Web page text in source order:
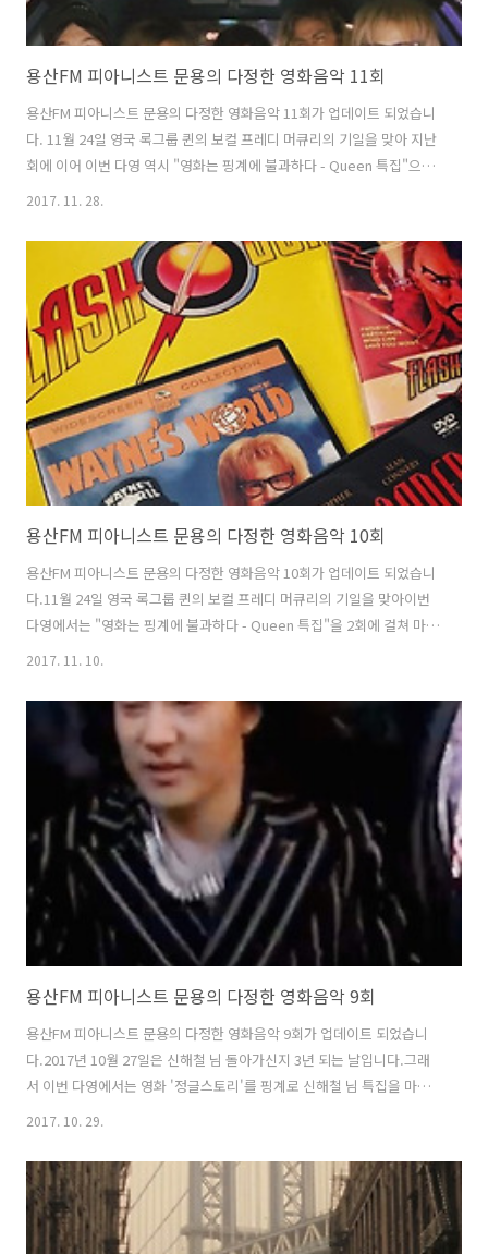
용산FM 피아니스트 문용의 다정한 영화음악 11회
용산FM 피아니스트 문용의 다정한 영화음악 11회가 업데이트 되었습니
다. 11월 24일 영국 록그룹 퀸의 보컬 프레디 머큐리의 기일을 맞아 지난
회에 이어 이번 다영 역시 "영화는 핑계에 불과하다 - Queen 특집"으로
진행되었습니다. 물론 10회와 11회 녹음은 같은 날 ㅋ 한국 퀸 팬클럽
신 보헤미안PJ 님을 게스트로 모시고 플래시 고든(1980), 메트로폴리스
(1984), 하이랜더(1986), 웨인즈 월드(1992) 등을 중심으로 퀸의 음악에
대해 이야기 나눠보았습니다. [관련 링크] Queen Forever 다음 카페
Queen Forever 페이스북 다정한 영화음악 11회 녹음은 문타라스튜디
오에서 이뤄졌습니다. ..
2017. 11. 28.
용산FM 피아니스트 문용의 다정한 영화음악 10회
용산FM 피아니스트 문용의 다정한 영화음악 10회가 업데이트 되었습니
다.11월 24일 영국 록그룹 퀸의 보컬 프레디 머큐리의 기일을 맞아이번
다영에서는 "영화는 핑계에 불과하다 - Queen 특집"을 2회에 걸쳐 마련
해보았습니다. 한국 퀸 팬클럽 Queen Forever 의 운영자이자신촌 뮤직
시 고든(1980), 메트로폴리스(1984), 하이랜더(1986), 웨인즈 월드
(1992) 등을 중심으로 퀸의 음악에 대해 이야기 나눠보았습니다. [관련
링크]Queen Forever 다음 카페Queen Forever 페이스북 다정한 영
화음악 10회 녹음은 문타라스튜디오에서 이뤄졌습니다.그럼 용산FM 피
아니스트 문용의 다정한 영화음악 10회를..
2017. 11. 10.
용산FM 피아니스트 문용의 다정한 영화음악 9회
용산FM 피아니스트 문용의 다정한 영화음악 9회가 업데이트 되었습니
다.2017년 10월 27일은 신해철 님 돌아가신지 3년 되는 날입니다.그래
서 이번 다영에서는 영화 '정글스토리'를 핑계로 신해철 님 특집을 마련
해보았습니다. 다정한 영화음악 9회 녹음은 문타라스튜디오에서 이뤄졌
시기 바랍니다. 팟티: https://www.podty.me/episode/14229919팟
빵: http://www.podbbang.com/ch/7604?e=22438865
2017. 10. 29.